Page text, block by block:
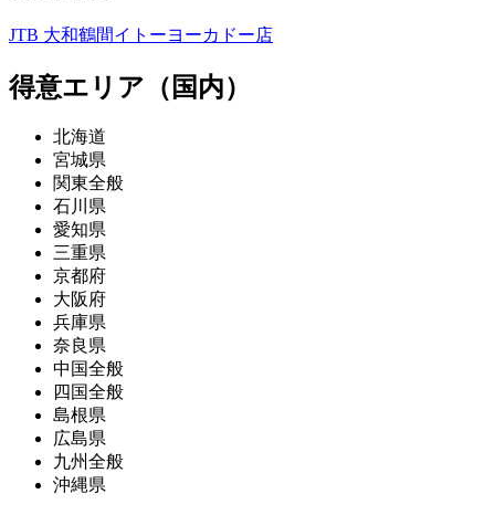
JTB 大和鶴間イトーヨーカドー店
得意エリア（国内）
北海道
宮城県
関東全般
石川県
愛知県
三重県
京都府
大阪府
兵庫県
奈良県
中国全般
四国全般
島根県
広島県
九州全般
沖縄県